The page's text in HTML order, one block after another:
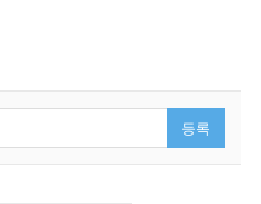
등록